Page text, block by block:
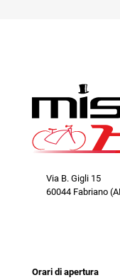
Via B. Gigli 15
60044 Fabriano
Orari di apertura